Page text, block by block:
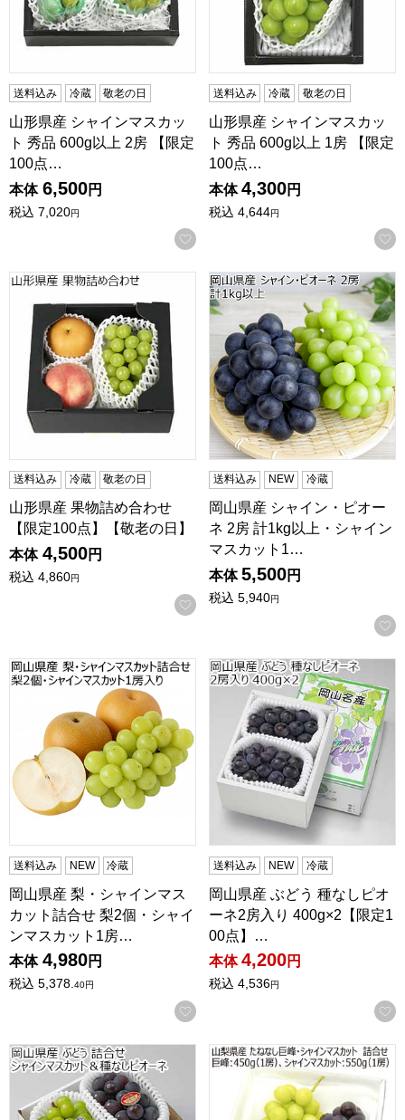
送料込み 冷蔵 敬老の日
山形県産 シャインマスカッ
ト 秀品 600g以上 2房 【限定
100点…
本体 6,500円
税込 7,020円
お気に入りに登録する
送料込み 冷蔵 敬老の日
山形県産 シャインマスカッ
ト 秀品 600g以上 1房 【限定
100点…
本体 4,300円
税込 4,644円
山形県産 果物詰め合わせ 【限定100点】【敬老の日】
送料込み 冷蔵 敬老の日
山形県産 果物詰め合わせ
【限定100点】【敬老の日】
本体 4,500円
税込 4,860円
お気に入りに登録する
岡山県産 シャイン・ピオー
送料込み NEW 冷蔵
岡山県産 シャイン・ピオー
ネ 2房 計1kg以上・シャイン
マスカット1…
本体 5,500円
税込 5,940円
岡山県産 梨・シャインマスカット詰合せ 梨2個・シャイン
送料込み NEW 冷蔵
岡山県産 梨・シャインマス
カット詰合せ 梨2個・シャイ
ンマスカット1房…
本体 4,980円
税込 5,378.40円
お気に入りに登録する
岡山県産 ぶどう 種なしピオ
送料込み NEW 冷蔵
岡山県産 ぶどう 種なしピオ
ーネ2房入り 400g×2【限定1
00点】…
本体 4,200円
税込 4,536円
岡山県産 ぶどう 詰合せ シャインマスカット＆種なしピオ
山梨県産 たねなし巨峰・シ